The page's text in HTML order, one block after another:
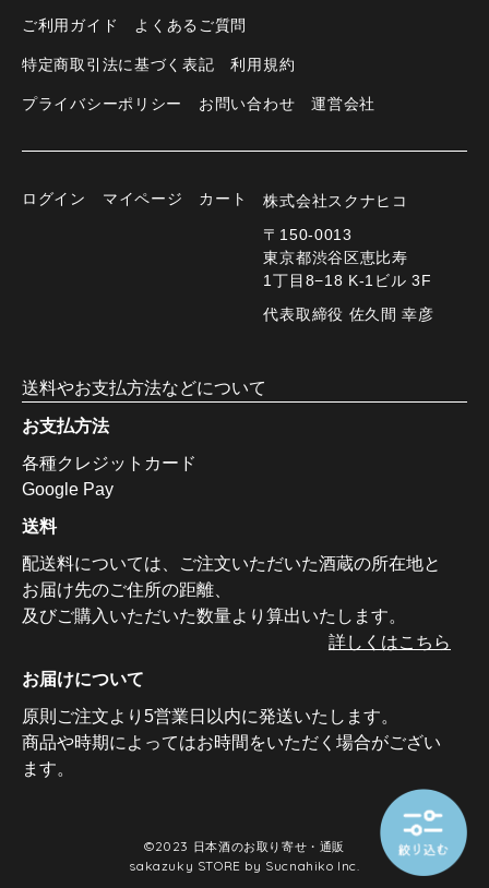
ご利用ガイド よくあるご質問
特定商取引法に基づく表記 利用規約
プライバシーポリシー お問い合わせ 運営会社
ログイン マイページ カート
株式会社スクナヒコ
〒150-0013
東京都渋谷区恵比寿
1丁目8−18 K-1ビル 3F
代表取締役 佐久間 幸彦
送料やお支払方法などについて
お支払方法
各種クレジットカード
Google Pay
送料
配送料については、ご注文いただいた酒蔵の所在地と
お届け先のご住所の距離、
及びご購入いただいた数量より算出いたします。
詳しくはこちら
お届けについて
原則ご注文より5営業日以内に発送いたします。
商品や時期によってはお時間をいただく場合がござい
ます。
©︎2023 日本酒のお取り寄せ・通販
sakazuky STORE by Sucnahiko Inc.